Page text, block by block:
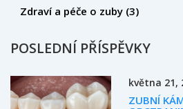
Zdraví a péče o zuby (3)
POSLEDNÍ PŘÍSPĚVKY
května 21,
ZUBNÍ